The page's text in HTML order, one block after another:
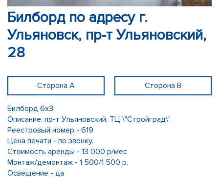
Билборд по адресу г.
Ульяновск, пр-т Ульяновский,
28
Сторона А Сторона В
Билборд 6х3
Описание: пр-т Ульяновский, ТЦ \"Стройград\"
Реестровый номер - 619
Цена печати - по звонку.
Стоимость аренды - 13 000 р/мес
Монтаж/демонтаж - 1 500/1 500 р.
Освещение - да